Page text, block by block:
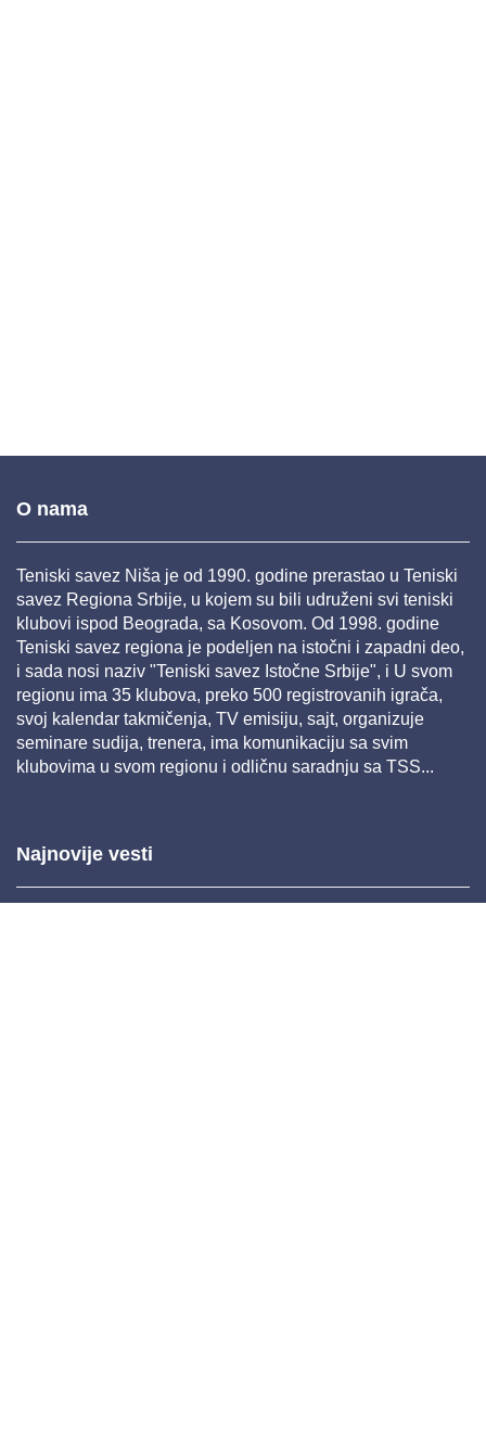
O nama
Teniski savez Niša je od 1990. godine prerastao u Teniski
savez Regiona Srbije, u kojem su bili udruženi svi teniski
klubovi ispod Beograda, sa Kosovom. Od 1998. godine
Teniski savez regiona je podeljen na istočni i zapadni deo,
i sada nosi naziv "Teniski savez Istočne Srbije", i U svom
regionu ima 35 klubova, preko 500 registrovanih igrača,
svoj kalendar takmičenja, TV emisiju, sajt, organizuje
seminare sudija, trenera, ima komunikaciju sa svim
klubovima u svom regionu i odličnu saradnju sa TSS...
Najnovije vesti